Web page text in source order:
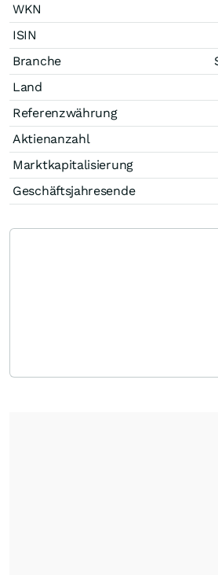
WKN
ISIN
Branche
Land
Referenzwährung
Aktienanzahl
Marktkapitalisierung
Geschäftsjahresende